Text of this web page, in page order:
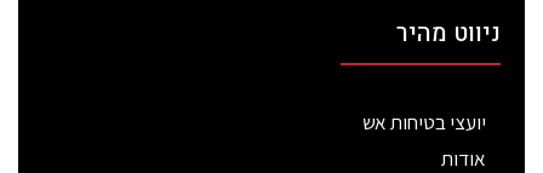
ניווט מהיר
יועצי בטיחות אש
אודות